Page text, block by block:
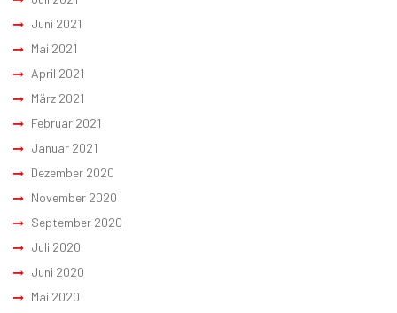
Juni 2021
Mai 2021
April 2021
März 2021
Februar 2021
Januar 2021
Dezember 2020
November 2020
September 2020
Juli 2020
Juni 2020
Mai 2020